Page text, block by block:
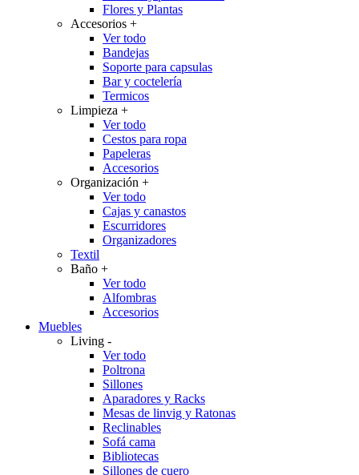
Flores y Plantas
Accesorios +
Ver todo
Bandejas
Soporte para capsulas
Bar y coctelería
Termicos
Limpieza +
Ver todo
Cestos para ropa
Papeleras
Accesorios
Organización +
Ver todo
Cajas y canastos
Escurridores
Organizadores
Textil
Baño +
Ver todo
Alfombras
Accesorios
Muebles
Living -
Ver todo
Poltrona
Sillones
Aparadores y Racks
Mesas de linvig y Ratonas
Reclinables
Sofá cama
Bibliotecas
Sillones de cuero